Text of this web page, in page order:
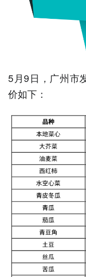
5月9日，广州市
价如下：